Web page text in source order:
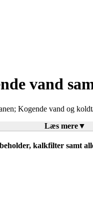
vand
Kogende vand og
Læs mere
kalkfilter samt